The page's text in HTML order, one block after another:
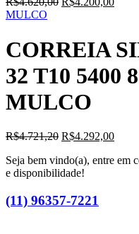
MULCO
CORREIA
32 T10 5400
MULCO
R$4.721,20 R$4.292,00
Seja bem vindo(a), entre em
e disponibilidade!
(11) 96357-7221